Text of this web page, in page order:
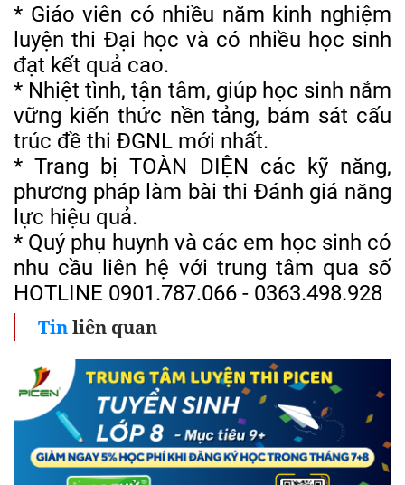
* Giáo viên có nhiều năm kinh nghiệm
luyện thi Đại học và có nhiều học sinh
đạt kết quả cao.
* Nhiệt tình, tận tâm, giúp học sinh nắm
vững kiến thức nền tảng, bám sát cấu
trúc đề thi ĐGNL mới nhất.
* Trang bị TOÀN DIỆN các kỹ năng,
phương pháp làm bài thi Đánh giá năng
lực hiệu quả.
* Quý phụ huynh và các em học sinh có
nhu cầu liên hệ với trung tâm qua số
HOTLINE 0901.787.066 - 0363.498.928
Tinliên quan